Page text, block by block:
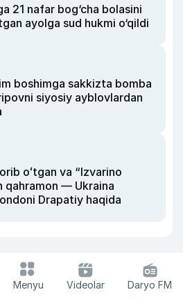
21 nafar bog‘cha bolasini
ayolga sud hukmi o‘qildi
boshimga sakkizta bomba
siyosiy ayblovlardan
oʻtgan va “Izvarino
qahramon — Ukraina
Drapatiy haqida
Menyu Videolar Daryo FM